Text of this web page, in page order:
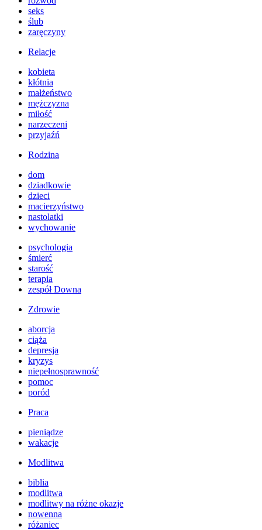
seks
ślub
zaręczyny
Relacje
kobieta
kłótnia
małżeństwo
mężczyzna
miłość
narzeczeni
przyjaźń
Rodzina
dom
dziadkowie
dzieci
macierzyństwo
nastolatki
wychowanie
psychologia
śmierć
starość
terapia
zespół Downa
Zdrowie
aborcja
ciąża
depresja
kryzys
niepełnosprawność
pomoc
poród
Praca
pieniądze
wakacje
Modlitwa
biblia
modlitwa
modlitwy na różne okazje
nowenna
różaniec